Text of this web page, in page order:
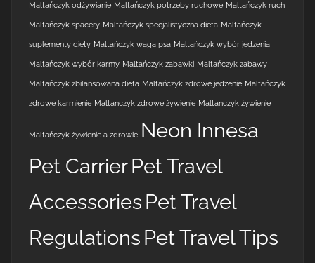
Maltańczyk odżywianie Maltańczyk potrzeby ruchowe Maltańczyk ruch
Maltańczyk spacery Maltańczyk specjalistyczna dieta Maltańczyk
suplementy diety Maltańczyk waga psa Maltańczyk wybór jedzenia
Maltańczyk wybór karmy Maltańczyk zabawki Maltańczyk zabawy
Maltańczyk zbilansowana dieta Maltańczyk zdrowe jedzenie Maltańczyk
zdrowe karmienie Maltańczyk zdrowe żywienie Maltańczyk żywienie
Maltańczyk żywienie a zdrowie Neon Innesa
Pet CarrierPet Travel
Accessories Pet Travel
Regulations Pet Travel Tips